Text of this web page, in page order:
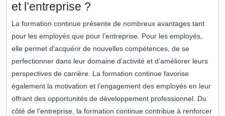
et l’entreprise ?
La formation continue présente de nombreux avantages tant
pour les employés que pour l’entreprise. Pour les employés,
elle permet d’acquérir de nouvelles compétences, de se
perfectionner dans leur domaine d’activité et d’améliorer leurs
perspectives de carrière. La formation continue favorise
également la motivation et l’engagement des employés en leur
offrant des opportunités de développement professionnel. Du
côté de l’entreprise, la formation continue contribue à renforcer